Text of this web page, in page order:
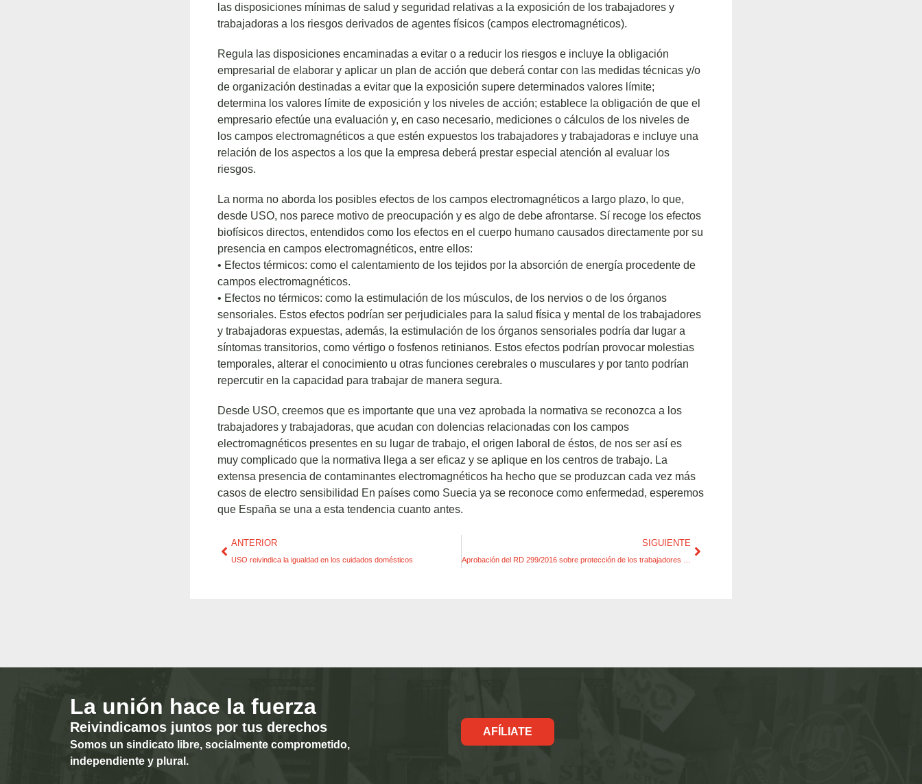
las disposiciones mínimas de salud y seguridad relativas a la exposición de los trabajadores y
trabajadoras a los riesgos derivados de agentes físicos (campos electromagnéticos).
Regula las disposiciones encaminadas a evitar o a reducir los riesgos e incluye la obligación
empresarial de elaborar y aplicar un plan de acción que deberá contar con las medidas técnicas y/o
de organización destinadas a evitar que la exposición supere determinados valores límite;
determina los valores límite de exposición y los niveles de acción; establece la obligación de que el
empresario efectúe una evaluación y, en caso necesario, mediciones o cálculos de los niveles de
los campos electromagnéticos a que estén expuestos los trabajadores y trabajadoras e incluye una
relación de los aspectos a los que la empresa deberá prestar especial atención al evaluar los
riesgos.
La norma no aborda los posibles efectos de los campos electromagnéticos a largo plazo, lo que,
desde USO, nos parece motivo de preocupación y es algo de debe afrontarse. Sí recoge los efectos
biofísicos directos, entendidos como los efectos en el cuerpo humano causados directamente por su
presencia en campos electromagnéticos, entre ellos:
• Efectos térmicos: como el calentamiento de los tejidos por la absorción de energía procedente de
campos electromagnéticos.
• Efectos no térmicos: como la estimulación de los músculos, de los nervios o de los órganos
sensoriales. Estos efectos podrían ser perjudiciales para la salud física y mental de los trabajadores
y trabajadoras expuestas, además, la estimulación de los órganos sensoriales podría dar lugar a
síntomas transitorios, como vértigo o fosfenos retinianos. Estos efectos podrían provocar molestias
temporales, alterar el conocimiento u otras funciones cerebrales o musculares y por tanto podrían
repercutir en la capacidad para trabajar de manera segura.
Desde USO, creemos que es importante que una vez aprobada la normativa se reconozca a los
trabajadores y trabajadoras, que acudan con dolencias relacionadas con los campos
electromagnéticos presentes en su lugar de trabajo, el origen laboral de éstos, de nos ser así es
muy complicado que la normativa llega a ser eficaz y se aplique en los centros de trabajo. La
extensa presencia de contaminantes electromagnéticos ha hecho que se produzcan cada vez más
casos de electro sensibilidad En países como Suecia ya se reconoce como enfermedad, esperemos
que España se una a esta tendencia cuanto antes.
ANTERIOR
USO reivindica la igualdad en los cuidados domésticos
SIGUIENTE
La unión hace la fuerza
Reivindicamos juntos por tus derechos
Somos un sindicato libre, socialmente comprometido,
independiente y plural.
AFÍLIATE